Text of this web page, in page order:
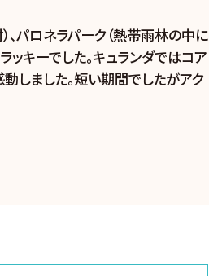
、パロネラパーク（熱帯雨林の中に
ッキーでした。キュランダではコア
しました。短い期間でしたがアク